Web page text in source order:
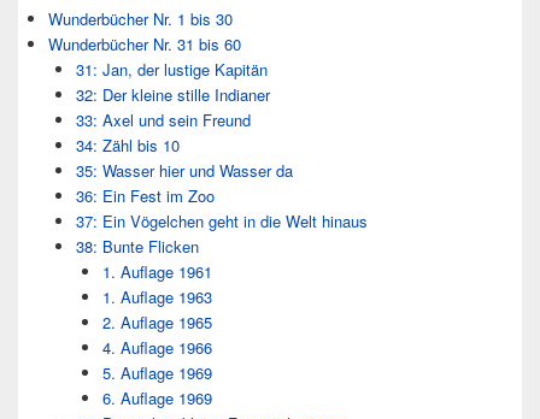
Wunderbücher Nr. 1 bis 30
Wunderbücher Nr. 31 bis 60
31: Jan, der lustige Kapitän
32: Der kleine stille Indianer
33: Axel und sein Freund
34: Zähl bis 10
35: Wasser hier und Wasser da
36: Ein Fest im Zoo
37: Ein Vögelchen geht in die Welt hinaus
38: Bunte Flicken
1. Auflage 1961
1. Auflage 1963
2. Auflage 1965
4. Auflage 1966
5. Auflage 1969
6. Auflage 1969